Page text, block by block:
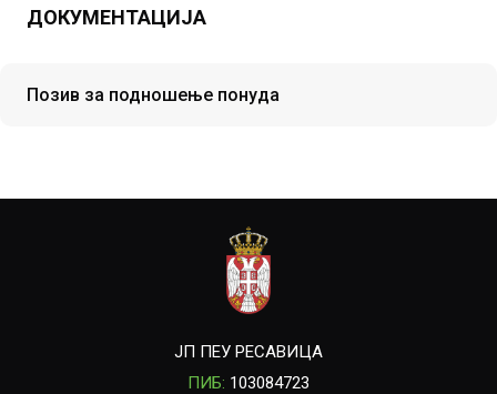
ДОКУМЕНТАЦИЈА
Позив за подношење понуда
ЈП ПЕУ РЕСАВИЦА
ПИБ: 103084723